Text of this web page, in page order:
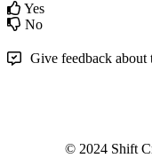
Yes
No
Give feedback about
© 2024 Shift